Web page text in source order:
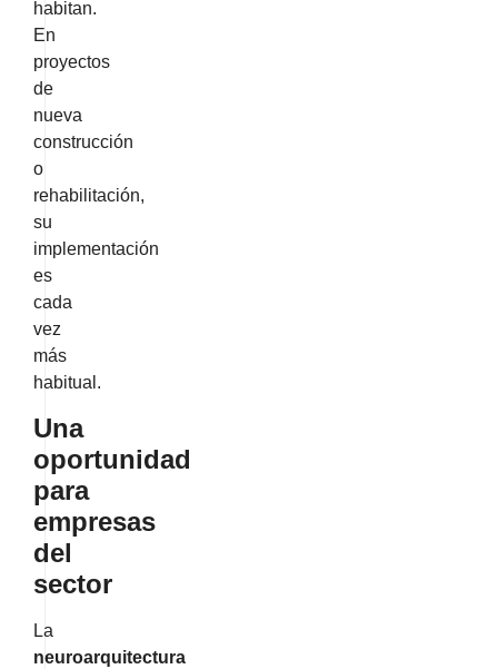
habitan.
En
proyectos
de
nueva
construcción
o
rehabilitación,
su
implementación
es
cada
vez
más
habitual.
Una
oportunidad
para
empresas
del
sector
La
neuroarquitectura